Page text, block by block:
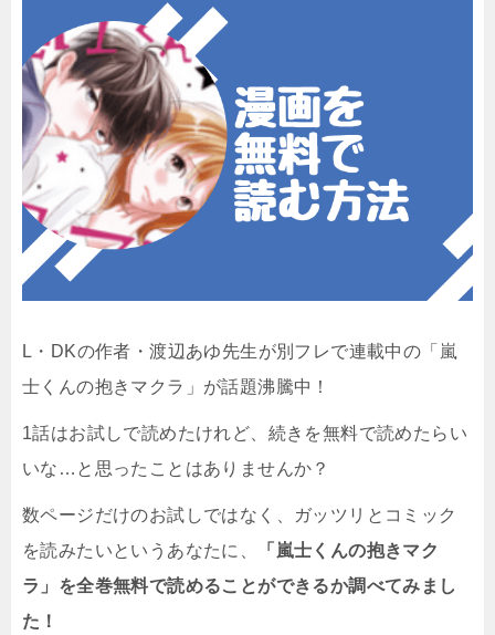
L・DKの作者・渡辺あゆ先生が別フレで連載中の「嵐
士くんの抱きマクラ」が話題沸騰中！
1話はお試しで読めたけれど、続きを無料で読めたらい
いな…と思ったことはありませんか？
数ページだけのお試しではなく、ガッツリとコミック
を読みたいというあなたに、
「嵐士くんの抱きマク
ラ」を全巻無料で読めることができるか調べてみまし
た！